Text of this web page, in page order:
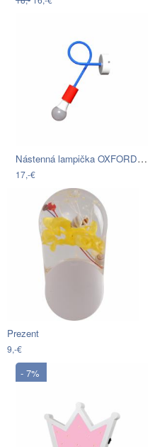
Nástenná lampička OXFORD 1xE27/15W…
17,-€
Prezent
9,-€
- 7%